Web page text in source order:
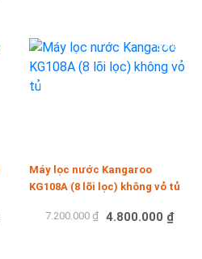
-33%
Máy lọc nước Kangaroo
KG108A (8 lõi lọc) không vỏ tủ
7.200.000 ₫ 4.800.000 ₫